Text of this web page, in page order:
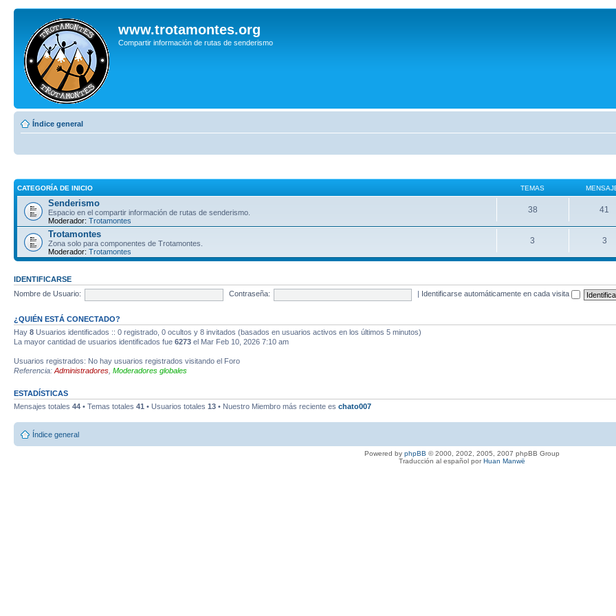
www.trotamontes.org
Compartir información de rutas de senderismo
Índice general
CATEGORÍA DE INICIO TEMAS
Senderismo
Espacio en el compartir información de rutas de senderismo.
Moderador: Trotamontes
38 41
Trotamontes
Zona solo para componentes de Trotamontes.
Moderador: Trotamontes
3 3
IDENTIFICARSE
Nombre de Usuario:
Contraseña: Identificarse automáticamente en cada visita
¿QUIÉN ESTÁ CONECTADO?
Hay 8 Usuarios identificados :: 0 registrado, 0 ocultos y 8 invitados (basados en usuarios activos en los últimos 5 minutos)
La mayor cantidad de usuarios identificados fue 6273 el Mar Feb 10, 2026 7:10 am
Usuarios registrados: No hay usuarios registrados visitando el Foro
Referencia: Administradores Moderadores globales
ESTADÍSTICAS
Mensajes totales 44 • Temas totales 41 • Usuarios totales 13 • Nuestro Miembro más reciente es chato007
Índice general
Powered by phpBB © 2000, 2002, 2005, 2007 phpBB Group
Traducción al español porHuan Manwë